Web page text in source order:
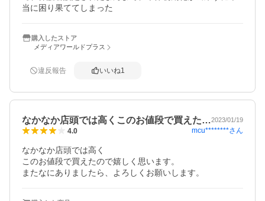
当に困り果ててしまった
購入したストア
メディアワールドプラス
違反報告 いいね1
なかなか店頭では高くこのお値段で買えた…2023/01/19
4.0 mcu********さん
なかなか店頭では高く
このお値段で買えたので嬉しく思います。
またなにありましたら、よろしくお願いします。